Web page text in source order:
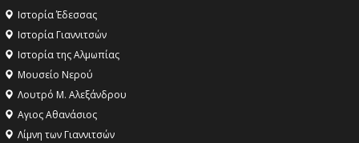
Ιστορία Έδεσσας
Ιστορία Γιαννιτσών
Ιστορία της Αλμωπίας
Μουσείο Νερού
Λουτρό Μ. Αλεξάνδρου
Αγιος Αθανάσιος
Λίμνη των Γιαννιτσών